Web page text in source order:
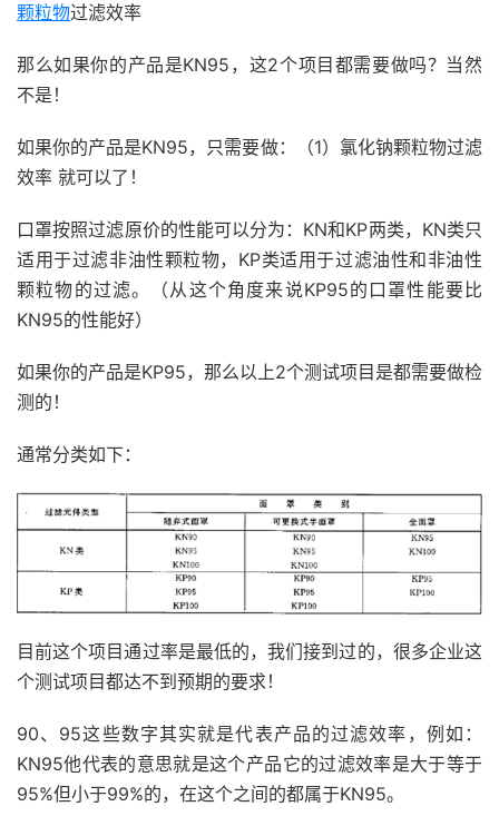
颗粒物过滤效率
那么如果你的产品是KN95，这2个项目都需要做吗？当然
不是！
如果你的产品是KN95，只需要做：（1）氯化钠颗粒物过滤
效率 就可以了！
口罩按照过滤原价的性能可以分为：KN和KP两类，KN类只
适用于过滤非油性颗粒物，KP类适用于过滤油性和非油性
颗粒物的过滤。（从这个角度来说KP95的口罩性能要比
KN95的性能好）
如果你的产品是KP95，那么以上2个测试项目是都需要做检
测的！
通常分类如下：
目前这个项目通过率是最低的，我们接到过的，很多企业这
个测试项目都达不到预期的要求！
90、95这些数字其实就是代表产品的过滤效率，例如：
KN95他代表的意思就是这个产品它的过滤效率是大于等于
95%但小于99%的，在这个之间的都属于KN95。